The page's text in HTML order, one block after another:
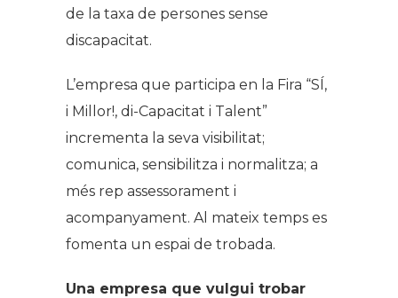
de la taxa de persones sense
discapacitat.
L’empresa que participa en la Fira “SÍ,
i Millor!, di-Capacitat i Talent”
incrementa la seva visibilitat;
comunica, sensibilitza i normalitza; a
més rep assessorament i
acompanyament. Al mateix temps es
fomenta un espai de trobada.
Una empresa que vulgui trobar